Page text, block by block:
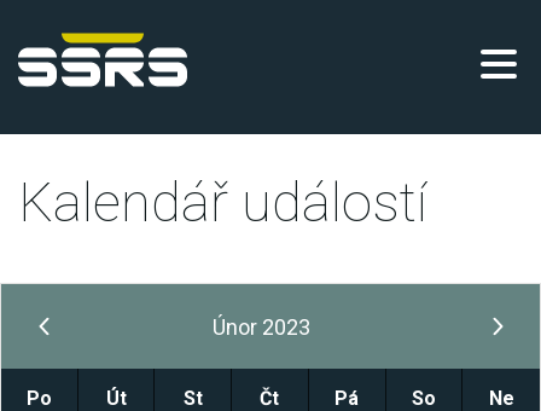
Kalendář událostí
Únor 2023
Po Út St Čt Pá So Ne